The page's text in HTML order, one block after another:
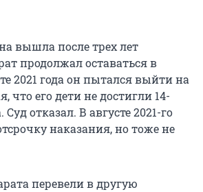
вышла после трех лет
продолжал оставаться в
2021 года он пытался выйти на
что его дети не достигли 14-
Суд отказал. В августе 2021-го
наказания, но тоже не
перевели в другую